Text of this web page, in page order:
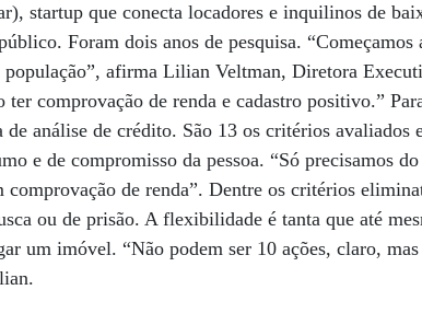
startup que conecta locadores e inquilinos de
Foram dois anos de pesquisa. “Começamos
população”, afirma Lilian Veltman, Diretora
ter comprovação de renda e cadastro positivo.”
análise de crédito. São 13 os critérios avaliados
e de compromisso da pessoa. “Só precisamos
comprovação de renda”. Dentre os critérios
ou de prisão. A flexibilidade é tanta que até
um imóvel. “Não podem ser 10 ações, claro,